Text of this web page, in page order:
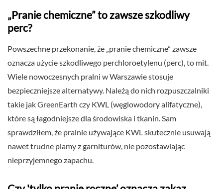
„Pranie chemiczne” to zawsze szkodliwy
perc?
Powszechne przekonanie, że „pranie chemiczne” zawsze
oznacza użycie szkodliwego perchloroetylenu (perc), to mit.
Wiele nowoczesnych pralni w Warszawie stosuje
bezpieczniejsze alternatywy. Należą do nich rozpuszczalniki
takie jak GreenEarth czy KWL (węglowodory alifatyczne),
które są łagodniejsze dla środowiska i tkanin. Sam
sprawdziłem, że pralnie używające KWL skutecznie usuwają
nawet trudne plamy z garniturów, nie pozostawiając
nieprzyjemnego zapachu.